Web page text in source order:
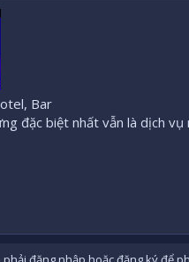
Bar
đặc biệt nhất vẫn là dịch vụ